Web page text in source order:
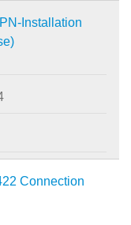
Installation
Connection